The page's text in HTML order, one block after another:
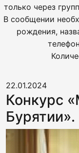
только через
В сообщении
рождения,
22.01.2024
Конкурс
Бурятии».